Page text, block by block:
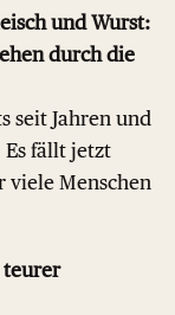
und Wurst:
durch die
seit Jahren und
Es fällt jetzt
viele Menschen
teurer